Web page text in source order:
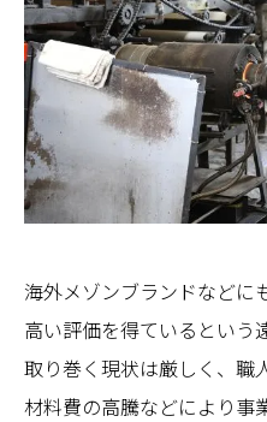
海外メゾンブランドなどに
高い評価を得ているという
取り巻く現状は厳しく、職
材料費の高騰などにより事